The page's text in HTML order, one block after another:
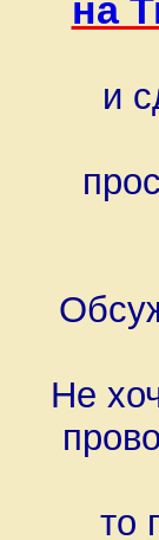
на
и
Не
то